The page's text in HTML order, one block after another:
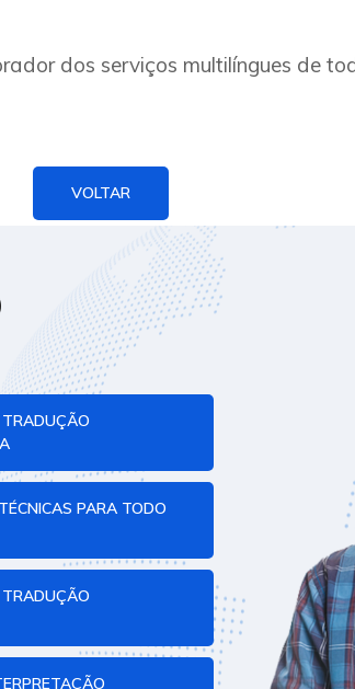
dos serviços multilíngues de
VOLTAR
PARA TODO